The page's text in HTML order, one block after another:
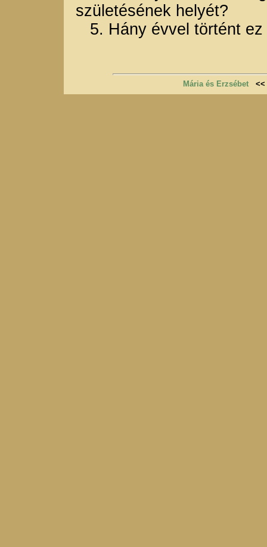
születésének helyét?
5. Hány évvel történt ez
Mária és Erzsébet <<